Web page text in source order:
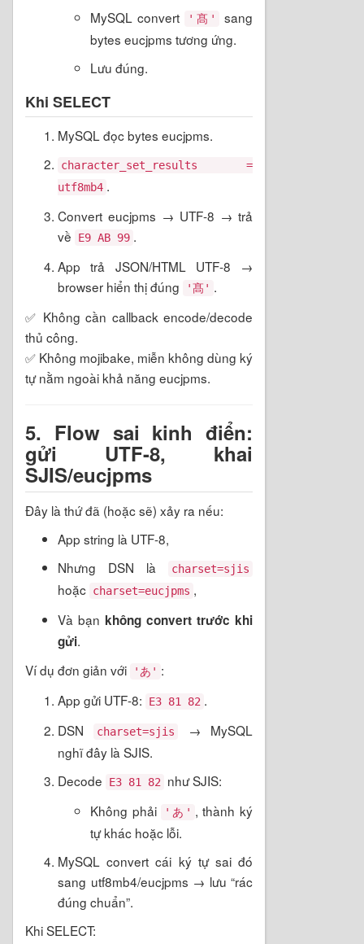
MySQL convert
'髙'
sang
bytes eucjpms tương ứng.
Lưu đúng.
Khi SELECT
MySQL đọc bytes eucjpms.
character_set_results =
utf8mb4 .
Convert eucjpms → UTF-8 → trả
về
E9 AB 99 .
App trả JSON/HTML UTF-8 →
browser hiển thị đúng
'髙' .
✅ Không cần callback encode/decode
thủ công.
✅ Không mojibake, miễn không dùng ký
tự nằm ngoài khả năng eucjpms.
5. Flow sai kinh điển:
gửi UTF-8, khai
SJIS/eucjpms
Đây là thứ đã (hoặc sẽ) xảy ra nếu:
App string là UTF-8,
Nhưng DSN là
charset=sjis
hoặc charset=eucjpms ,
Và bạn không convert trước khi
gửi.
Ví dụ đơn giản với
'あ' :
App gửi UTF-8:
E3 81 82 .
DSN
charset=sjis
→ MySQL
nghĩ đây là SJIS.
Decode
E3 81 82
như SJIS:
Không phải
'あ' , thành ký
tự khác hoặc lỗi.
MySQL convert cái ký tự sai đó
sang utf8mb4/eucjpms → lưu “rác
đúng chuẩn”.
Khi SELECT: